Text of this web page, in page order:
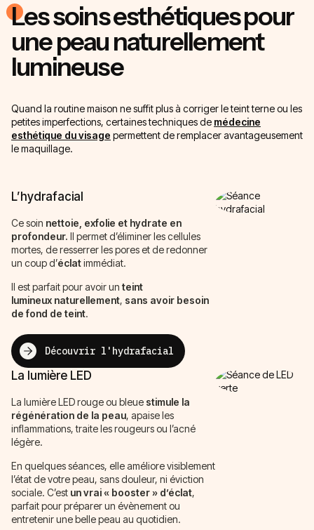
Les soins esthétiques pour
une peau naturellement
lumineuse
Quand la routine maison ne suffit plus à corriger le teint terne ou les
petites imperfections, certaines techniques de médecine
esthétique du visage permettent de remplacer avantageusement
le maquillage.
L’hydrafacial
Ce soin nettoie, exfolie et hydrate en
profondeur. Il permet d’éliminer les cellules
mortes, de resserrer les pores et de redonner
un coup d’éclatimmédiat.
Il est parfait pour avoir un teint
lumineux naturellement, sans avoir besoin
de fond de teint.
Découvrir l'hydrafacial
La lumière LED
La lumière LED rouge ou bleue stimule la
régénération de la peau, apaise les
inflammations, traite les rougeurs ou l’acné
légère.
En quelques séances, elle améliore visiblement
l’état de votre peau, sans douleur, ni éviction
sociale. C’est un vrai « booster » d’éclat,
parfait pour préparer un évènement ou
entretenir une belle peau au quotidien.